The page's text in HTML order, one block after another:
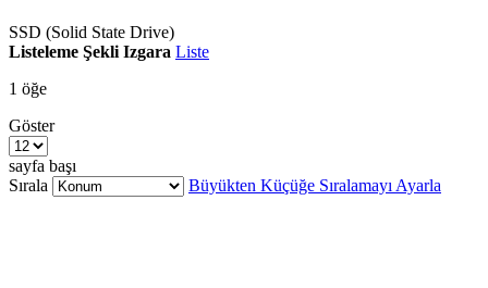
SSD (Solid State Drive)
Listeleme Şekli Izgara Liste
1 öğe
Göster
sayfa başı
Sırala
Büyükten Küçüğe Sıralamayı Ayarla